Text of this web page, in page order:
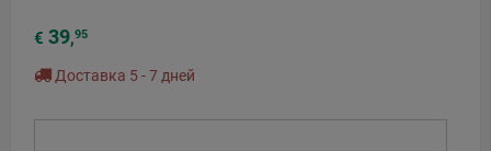
€ 39,95
Доставка 5 - 7 дней